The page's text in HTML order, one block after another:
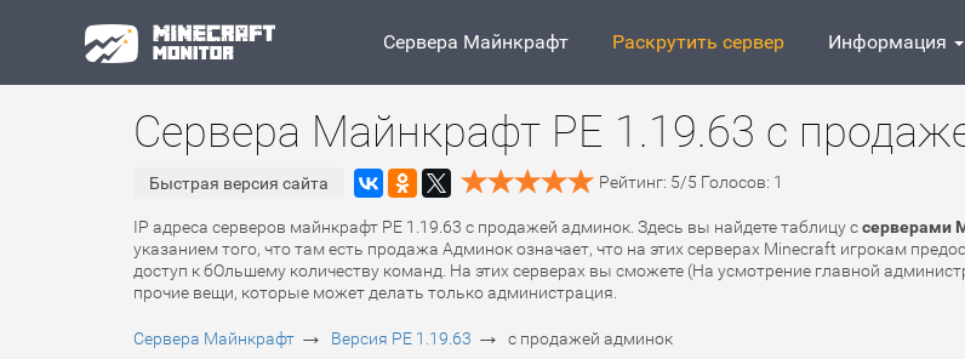
Сервера Майнкрафт Раскрутить сервер Информация
Сервера Майнкрафт PE 1.19.63 с
Быстрая версия сайта Рейтинг: 5/5 Голосов: 1
IP адреса серверов майнкрафт PE 1.19.63 с продажей админок. Здесь вы найдете таблицу ссерверами
указанием того, что там есть продажа Админок означает, что на этих серверах Minecraft игрокам
доступ к бОльшему количеству команд. На этих серверах вы сможете (На усмотрение главной
прочие вещи, которые может делать только администрация.
Сервера Майнкрафт → Версия PE 1.19.63 → с продажей админок